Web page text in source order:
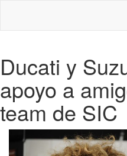
Ducati y
apoyo a
team de SIC